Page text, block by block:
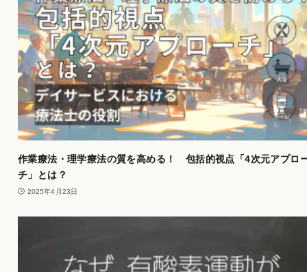
作業療法・理学療法の質を高める！ 包括的視点「4次元アプロ
チ」とは？
2025年4月23日